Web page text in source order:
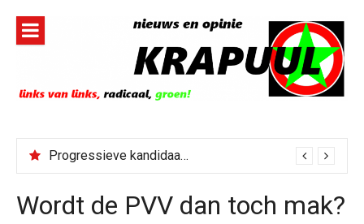
inhoud
Progressieve kandidaat El-Sayed senaatskandidaat Michigan
Bestorming Ceuta gevolg van op sociale media verspreide hoax?
Wordt de PVV dan toch mak?